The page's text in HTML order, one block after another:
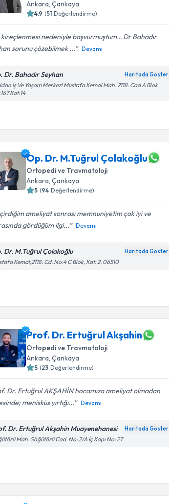
Ankara , Çankaya
4.9 (51 Değerlendirme)
kireçlenmesi nedeniyle başvurmuştum… Dr Bahadır
sorunu çözebilmek ...
Devamı
Dr. Bahadır Seyhan Haritada Göster
İş Ve Yaşam Merkezi Mustafa Kemal Mah. 2118. Cad A Blok
Kat:14
Op. Dr. M.Tuğrul Çolakoğlu
Ortopedi ve Travmatoloji
Ankara, Çankaya
5 (94 Değerlendirme)
ameliyat sonrası memnuniyetim çok iyi ve
gördüğüm ilgi...
Devamı
Dr. M.Tuğrul Çolakoğlu Haritada Göster
Kemal,2118. Cd. No:4 C Blok, Kat: 2, 06510
Prof. Dr. Ertuğrul Akşahin
Ortopedi ve Travmatoloji
Ankara , Çankaya
5 (23 Değerlendirme)
Dr. Ertuğrul AKŞAHİN hocamıza ameliyat olmadan
menisküs yırtığı...
Devamı
Dr. Ertuğrul Akşahin Muayenehanesi Haritada Göster
Mah. Söğütözü Cad. No: 2/A İç Kapı No: 27